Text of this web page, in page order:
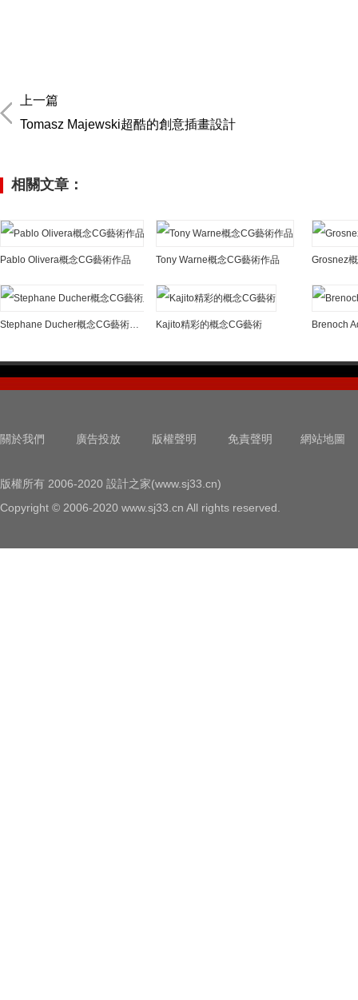
上一篇
Tomasz Majewski超酷的創意插畫設計
相關文章：
Pablo Olivera概念CG藝術作品 Tony Warne概念CG藝術作品 Grosnez
Kajito精彩的概念CG藝術 Brenoch
關於我們 廣告投放 版權聲明 免責聲明 網站地圖
版權所有 2006-2020 設計之家(www.sj33.cn)
Copyright © 2006-2020 www.sj33.cn All rights reserved.